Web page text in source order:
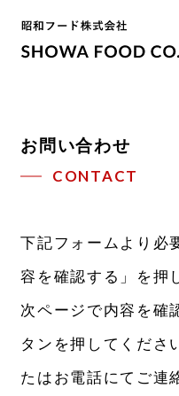
お問い合わせ
CONTACT
下記フォームより必
容を確認する」を押
次ページで内容を確
タンを押してくださ
たはお電話にてご連